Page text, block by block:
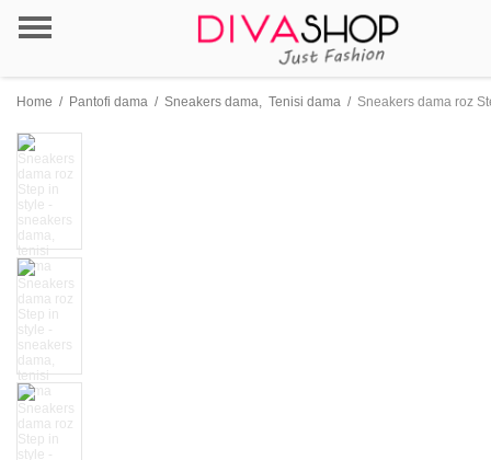
Home / Pantofi dama / Sneakers dama, Tenisi dama / Sneakers dama roz